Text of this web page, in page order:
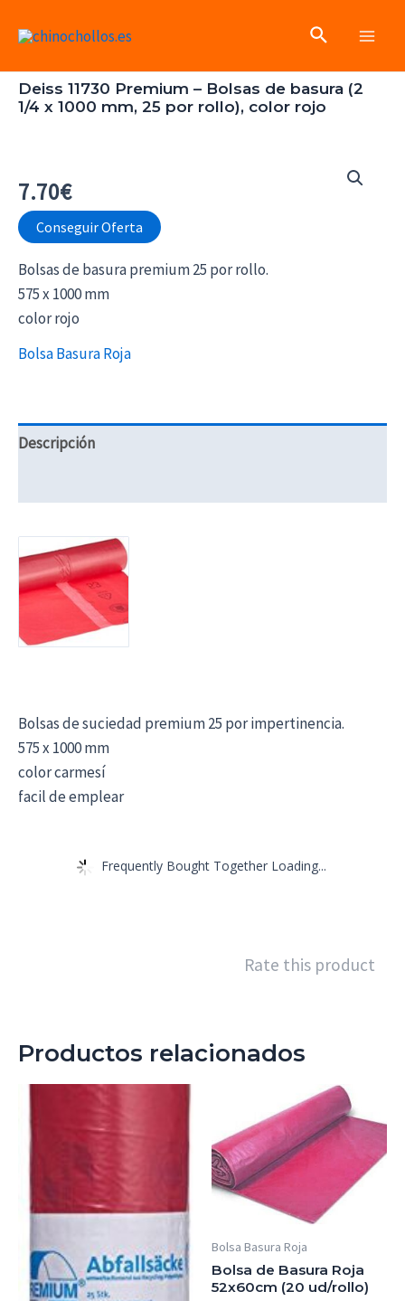
Buscar
Deiss 11730 Premium – Bolsas de basura (2
1/4 x 1000 mm, 25 por rollo), color rojo
7.70€
Conseguir Oferta
Bolsas de basura premium 25 por rollo.
575 x 1000 mm
color rojo
Bolsa Basura Roja
Descripción
Bolsas de suciedad premium 25 por impertinencia.
575 x 1000 mm
color carmesí
facil de emplear
Frequently Bought Together Loading...
Rate this product
Productos relacionados
Bolsa Basura Roja
Bolsa de Basura Roja
52x60cm (20 ud/rollo)